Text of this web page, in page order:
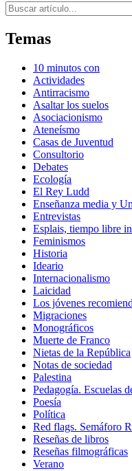
Buscar
Temas
10 minutos con
Actividades
Antirracismo
Asaltar los suelos
Asociacionismo
Ateneísmo
Casas de Juventud
Consultorio
Debates
Ecología
El Rey Ludd
Enseñanza media y
Entrevistas
Esplais, tiempo libre
Feminismos
Historia
Ideario
Internacionalismo
Laicidad
Los jóvenes
Migraciones
Monográficos
Muerte de Franco
Nietas de la República
Notas de sociedad
Palestina
Pedagogía. Escuelas
Poesía
Política
Red flags. Semáforo
Reseñas de libros
Reseñas filmográficas
Verano